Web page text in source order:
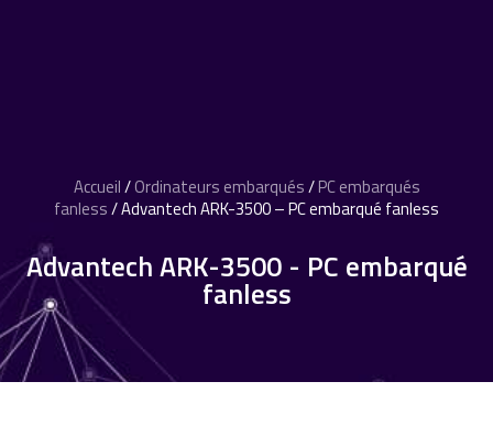
Accueil/Ordinateurs embarqués/PC embarqués
fanless/ Advantech ARK-3500 – PC embarqué fanless
Advantech ARK-3500 - PC embarqué
fanless